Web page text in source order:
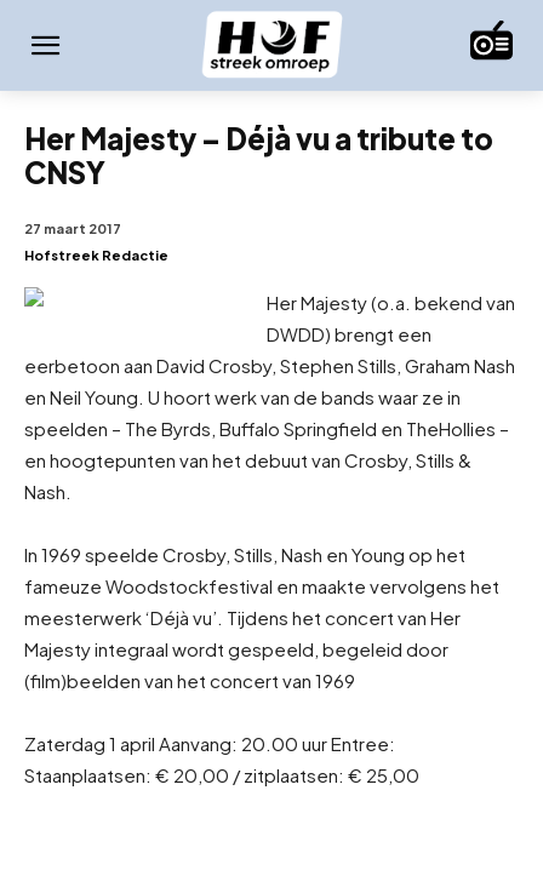
Her Majesty – Déjà vu a tribute to
CNSY
27 maart 2017
Hofstreek Redactie
Her Majesty (o.a. bekend van
DWDD) brengt een
eerbetoon aan David Crosby, Stephen Stills, Graham Nash
en Neil Young. U hoort werk van de bands waar ze in
speelden – The Byrds, Buffalo Springfield en TheHollies –
en hoogtepunten van het debuut van Crosby, Stills &
Nash.
In 1969 speelde Crosby, Stills, Nash en Young op het
fameuze Woodstockfestival en maakte vervolgens het
meesterwerk ‘Déjà vu’. Tijdens het concert van Her
Majesty integraal wordt gespeeld, begeleid door
(film)beelden van het concert van 1969
Zaterdag 1 april Aanvang: 20.00 uur Entree:
Staanplaatsen: € 20,00 / zitplaatsen: € 25,00